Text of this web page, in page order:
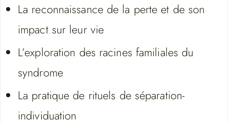
La reconnaissance de la perte et de son
impact sur leur vie
L’exploration des racines familiales du
syndrome
La pratique de rituels de séparation-
individuation